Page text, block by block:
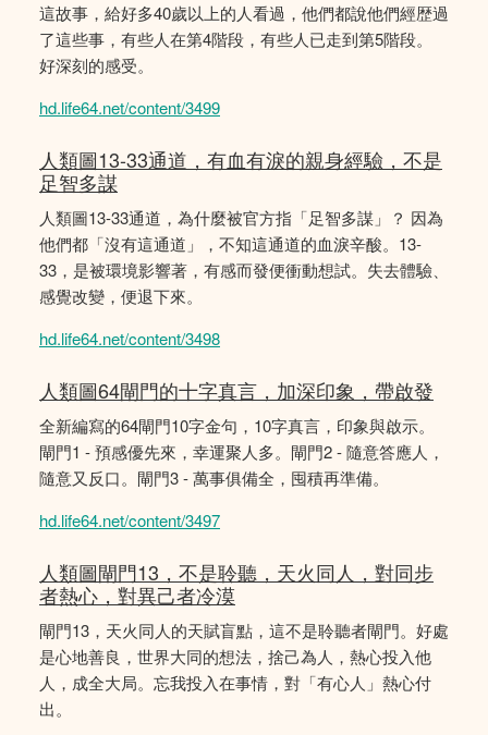
這故事，給好多40歲以上的人看過，他們都說他們經歴過
了這些事，有些人在第4階段，有些人已走到第5階段。
好深刻的感受。
hd.life64.net/content/3499
人類圖13-33通道，有血有淚的親身經驗，不是
足智多謀
人類圖13-33通道，為什麼被官方指「足智多謀」？ 因為
他們都「沒有這通道」，不知這通道的血淚辛酸。13-
33，是被環境影響著，有感而發便衝動想試。失去體驗、
感覺改變，便退下來。
hd.life64.net/content/3498
人類圖64閘門的十字真言，加深印象，帶啟發
全新編寫的64閘門10字金句，10字真言，印象與啟示。
閘門1 - 預感優先來，幸運聚人多。閘門2 - 隨意答應人，
隨意又反口。閘門3 - 萬事俱備全，囤積再準備。
hd.life64.net/content/3497
人類圖閘門13，不是聆聽，天火同人，對同步
者熱心，對異己者冷漠
閘門13，天火同人的天賦盲點，這不是聆聽者閘門。好處
是心地善良，世界大同的想法，捨己為人，熱心投入他
人，成全大局。忘我投入在事情，對「有心人」熱心付
出。